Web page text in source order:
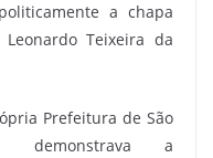
a chapa
Teixeira da
Prefeitura de São
a